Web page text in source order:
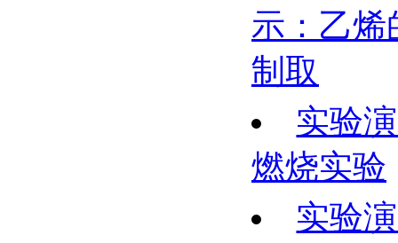
示：乙烯
制取
实验
燃烧实验
实验